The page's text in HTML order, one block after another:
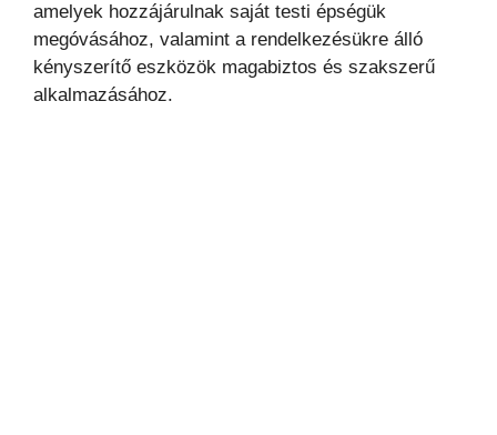
amelyek hozzájárulnak saját testi épségük
megóvásához, valamint a rendelkezésükre álló
kényszerítő eszközök magabiztos és szakszerű
alkalmazásához.